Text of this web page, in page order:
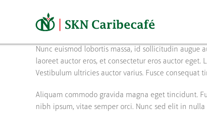
Nunc euismod lobortis massa, id sollicitudin augue
laoreet auctor eros, et consectetur eros auctor
Vestibulum ultricies auctor varius. Fusce
Aliquam commodo gravida magna eget tincidunt.
nibh ipsum, vitae semper orci. Nunc sed elit in